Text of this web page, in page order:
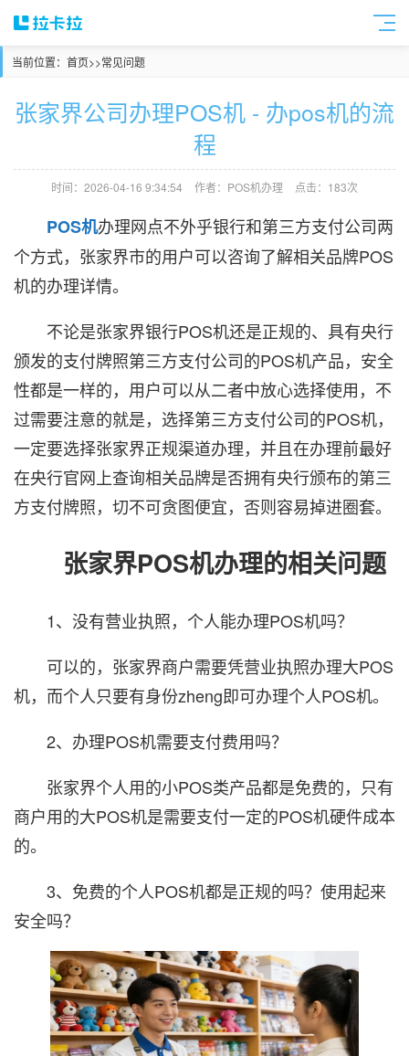
当前位置： 首页>>常见问题
张家界公司办理POS机 - 办pos机的流
程
时间：2026-04-16 9:34:54 作者：POS机办理 点击：183次
POS机办理网点不外乎银行和第三方支付公司两
个方式，张家界市的用户可以咨询了解相关品牌POS
机的办理详情。
不论是张家界银行POS机还是正规的、具有央行
颁发的支付牌照第三方支付公司的POS机产品，安全
性都是一样的，用户可以从二者中放心选择使用，不
过需要注意的就是，选择第三方支付公司的POS机，
一定要选择张家界正规渠道办理，并且在办理前最好
在央行官网上查询相关品牌是否拥有央行颁布的第三
方支付牌照，切不可贪图便宜，否则容易掉进圈套。
张家界POS机办理的相关问题
1、没有营业执照，个人能办理POS机吗？
可以的，张家界商户需要凭营业执照办理大POS
机，而个人只要有身份zheng即可办理个人POS机。
2、办理POS机需要支付费用吗？
张家界个人用的小POS类产品都是免费的，只有
商户用的大POS机是需要支付一定的POS机硬件成本
的。
3、免费的个人POS机都是正规的吗？使用起来
安全吗？